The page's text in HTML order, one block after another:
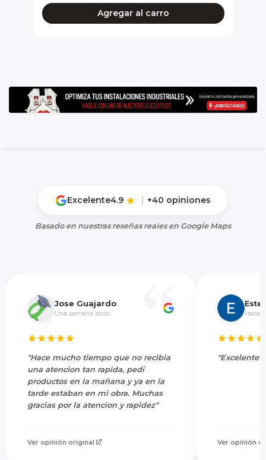
Agregar al carro
Excelente4.9 +40 opiniones
Basado en nuestras reseñas reales en Google Maps
Jose Guajardo
Una semana atrás
"Hace mucho tiempo que no recibia
una atencion tan rapida, pedi
productos en la mañana y ya en la
tarde estaban en mi obra. Muchas
gracias por la atencion y rapidez"
Ver opinión original
Hace
"Excelente
Ver opinión